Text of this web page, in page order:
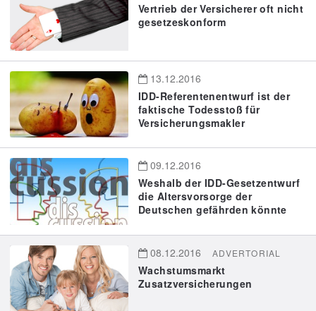
Vertrieb der Versicherer oft nicht
gesetzeskonform
13.12.2016
IDD-Referentenentwurf ist der
faktische Todesstoß für
Versicherungsmakler
09.12.2016
Weshalb der IDD-Gesetzentwurf
die Altersvorsorge der
Deutschen gefährden könnte
08.12.2016 ADVERTORIAL
Wachstumsmarkt
Zusatzversicherungen